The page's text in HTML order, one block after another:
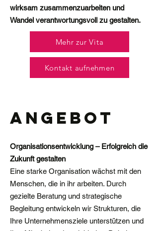
wirksam zusammenzuarbeiten und
Wandel verantwortungsvoll zu gestalten.
Mehr zur Vita
Kontakt aufnehmen
Angebot
Organisationsentwicklung – Erfolgreich die
Zukunft gestalten
Eine starke Organisation wächst mit den
Menschen, die in ihr arbeiten. Durch
gezielte Beratung und strategische
Begleitung entwickeln wir Strukturen, die
Ihre Unternehmensziele unterstützen und